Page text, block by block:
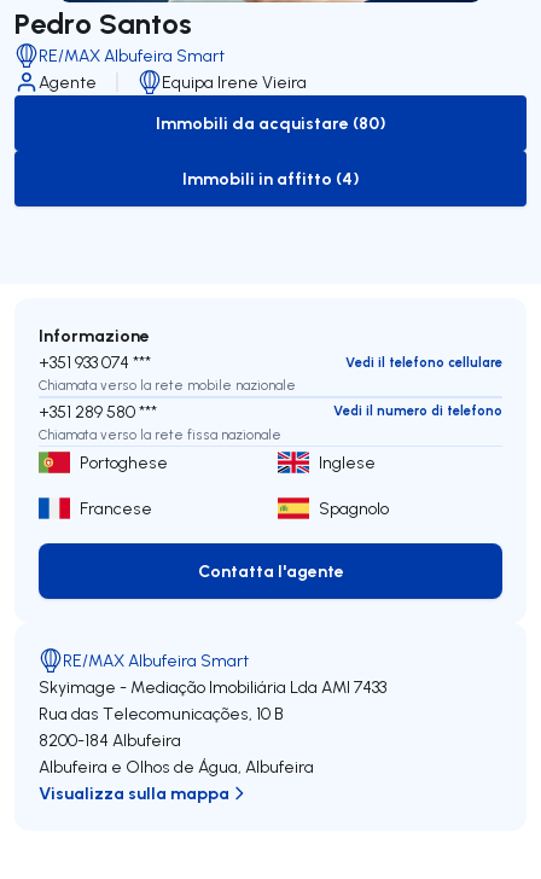
Pedro Santos
RE/MAX Albufeira Smart
Agente
Equipa Irene Vieira
to-buy-listing
Immobili da acquistare (80)
to-rent-listing
Immobili in affitto (4)
Informazione
+351 933 074 ***
Vedi il telefono cellulare
Chiamata verso la rete mobile nazionale
+351 289 580 ***
Vedi il numero di telefono
Chiamata verso la rete fissa nazionale
Portoghese Inglese
Francese Spagnolo
Contatta l'agente
Contatta l'agente
RE/MAX Albufeira Smart
Skyimage - Mediação Imobiliária Lda AMI 7433
Rua das Telecomunicações, 10 B
8200-184 Albufeira
Albufeira e Olhos de Água, Albufeira
Visualizza sulla mappa